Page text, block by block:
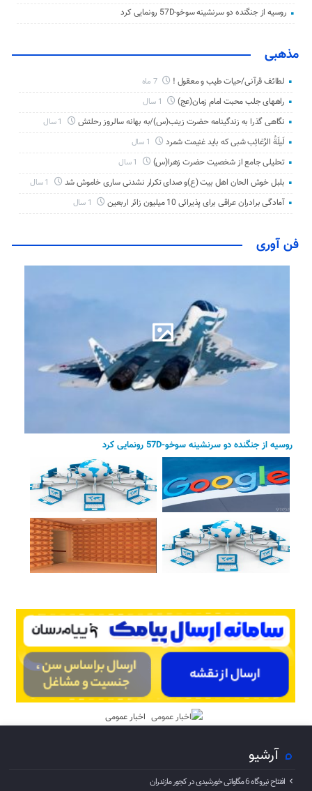
روسیه از جنگنده دو سرنشینه سوخو-57D رونمایی کرد
مذهبی
لطائف قرآنی/حیات طیب و معقول ! 7 ماه
راههای جلب محبت امام زمان(عج)
نگاهی گذرا به زندگینامه حضرت زینب(س)/به بهانه سالروز رحلتش
لَیلَةُ الرَّغائِب شبی که باید غنیمت شمرد
تحلیلی جامع از شخصیت حضرت زهرا(س)
بلبل خوش الحان اهل بیت (ع)و صدای تکرار نشدنی ساری خاموش شد
آمادگی برادران عراقی برای پذیرائی 10 میلیون زائر اربعین
فن آوری
روسیه از جنگنده دو سرنشینه سوخو-57D رونمایی کرد
اخبار عمومی
آرشیو
افتتاح نیروگاه 6 مگاواتی خورشیدی در کجور مازندران